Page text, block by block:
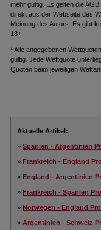
mehr gültig. Es gelten die
direkt aus der Webseite des
Meinung des Autors. Es gibt
18+
* Alle angegebenen
gültig. Jede Wettquote
Quoten beim jeweiligen
Aktuelle Artikel:
»Spanien - Argentinien
»Frankreich - England
»England - Argentinien
»Frankreich - Spanien
»Norwegen - England
»Argentinien - Schweiz